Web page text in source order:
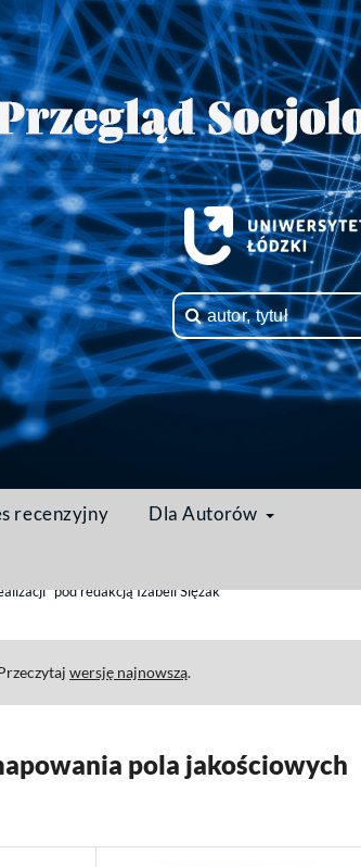
recenzyjny Dla Autorów
pod redakcją Izabeli Ślęzak
wersję najnowszą.
pola jakościowych